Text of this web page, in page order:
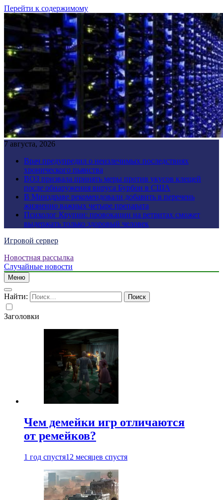
Перейти к содержимому
7 августа, 2026
Врач предупредил о неизлечимых последствиях
хронического пьянства
ВОЗ призвала принять меры против укусов клещей
после обнаружения вируса Бурбон в США
В Минздраве рекомендовали добавить в перечень
жизненно важных четыре препарата
Психолог Крупин: провокации на ретритах сможет
выдержать только здоровый человек
Игровой сервер
Новостная рассылка
Случайные новости
Меню
Найти:
Заголовки
Чем демейки игр отличаются
от ремейков?
1 год спустя12 месяцев спустя